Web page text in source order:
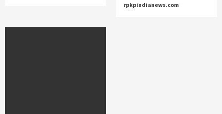
rpkpindianews.com